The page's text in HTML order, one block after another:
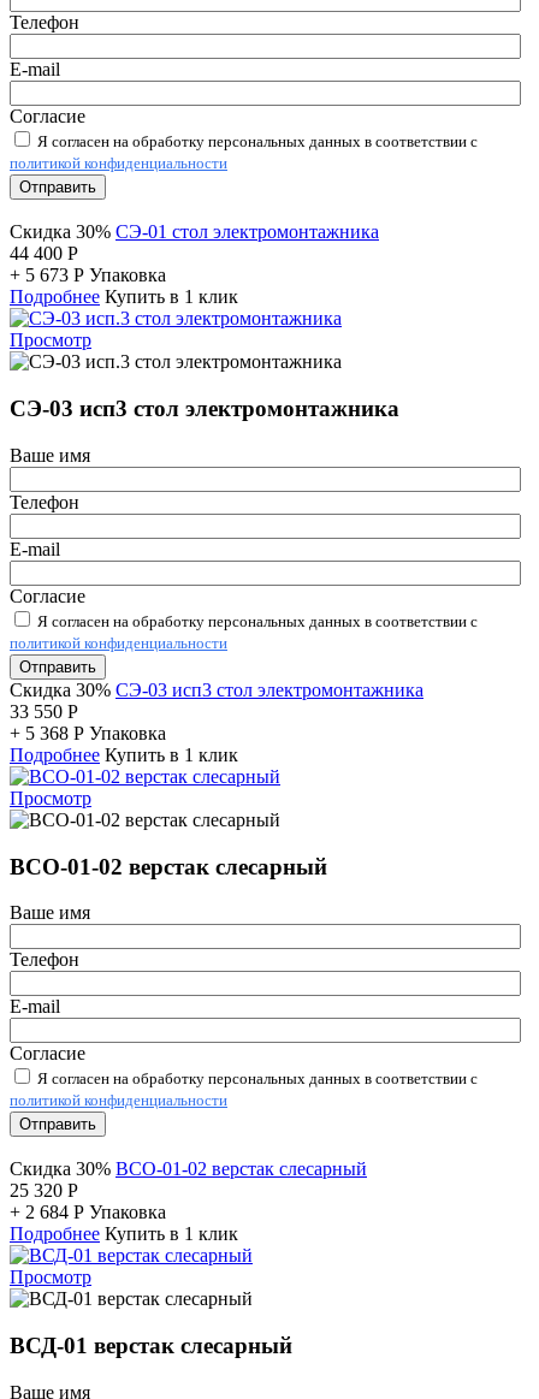
Телефон
E-mail
Согласие
Я согласен на обработку персональных данных в соответствии с
политикой конфиденциальности
Отправить
Скидка 30% СЭ-01 стол электромонтажника
44 400 Р
+ 5 673 Р Упаковка
Подробнее Купить в 1 клик
Просмотр
СЭ-03 исп3 стол электромонтажника
Ваше имя
Телефон
E-mail
Согласие
Я согласен на обработку персональных данных в соответствии с
политикой конфиденциальности
Отправить
Скидка 30% СЭ-03 исп3 стол электромонтажника
33 550 Р
+ 5 368 Р Упаковка
Подробнее Купить в 1 клик
Просмотр
ВСО-01-02 верстак слесарный
Ваше имя
Телефон
E-mail
Согласие
Я согласен на обработку персональных данных в соответствии с
политикой конфиденциальности
Отправить
Скидка 30% ВСО-01-02 верстак слесарный
25 320 Р
+ 2 684 Р Упаковка
Подробнее Купить в 1 клик
Просмотр
ВСД-01 верстак слесарный
Ваше имя